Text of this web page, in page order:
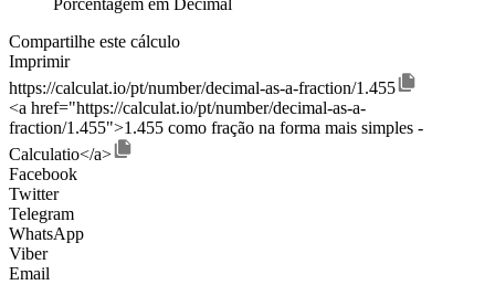
Porcentagem em Decimal
Compartilhe este cálculo
Imprimir
https://calculat.io/pt/number/decimal-as-a-fraction/1.455
<a href="https://calculat.io/pt/number/decimal-as-a-
fraction/1.455">1.455 como fração na forma mais simples -
Calculatio</a>
Facebook
Twitter
Telegram
WhatsApp
Viber
Email